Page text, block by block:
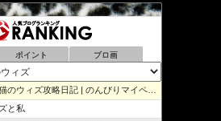
ポイント ブロ画
ウィズ攻略日記 | のんびりマイペースで攻略…
と私